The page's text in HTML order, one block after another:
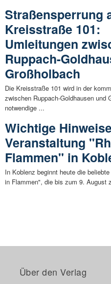
Straßensperrung
Kreisstraße 101:
Umleitungen
Ruppach-
Großholbach
Die Kreisstraße 101 wird in der
zwischen Ruppach-Goldhausen und
notwendige ...
Wichtige
Veranstaltung
Flammen" in
In Koblenz beginnt heute die
in Flammen", die bis zum 9. August
Über den Verlag